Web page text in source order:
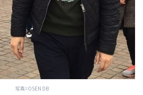
写真=OSEN DB